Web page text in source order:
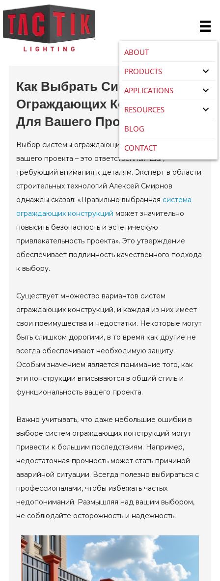
ABOUT
PRODUCTS
APPLICATIONS
RESOURCES
BLOG
CONTACT
Как Выбрать Систему
Ограждающих Конструкций
Для Вашего Проекта?
Выбор системы ограждающих конструкций для
вашего проекта – это ответственный шаг,
требующий внимания к деталям. Эксперт в области
строительных технологий Алексей Смирнов
однажды сказал: «Правильно выбранная система
ограждающих конструкций может значительно
повысить безопасность и эстетическую
привлекательность проекта». Это утверждение
обеспечивает подлинность качественного подхода
к выбору.
Существует множество вариантов систем
ограждающих конструкций, и каждая из них имеет
свои преимущества и недостатки. Некоторые могут
быть слишком дорогими, в то время как другие не
всегда обеспечивают необходимую защиту.
Особым значением является понимание того, как
эти конструкции вписываются в общий стиль и
функциональность вашего проекта.
Важно учитывать, что даже небольшие ошибки в
выборе систем ограждающих конструкций могут
привести к большим последствиям. Например,
недостаточная прочность может стать причиной
аварийной ситуации. Всегда полезно выбираться с
профессионалами, чтобы избежать частых
недопониманий. Размышляя над вашим выбором,
не соблюдайте осторожность и надежность.